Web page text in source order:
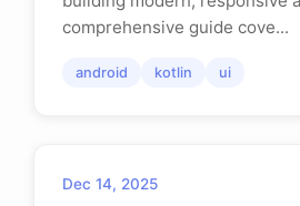
comprehensive guide cove...
android kotlin ui
Dec 14, 2025